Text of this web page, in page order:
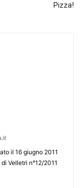
Pizza!
il 16 giugno 2011
Velletri n°12/2011